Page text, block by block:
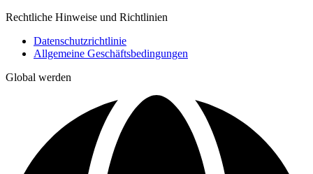
Rechtliche Hinweise und Richtlinien
Datenschutzrichtlinie
Allgemeine Geschäftsbedingungen
Global werden